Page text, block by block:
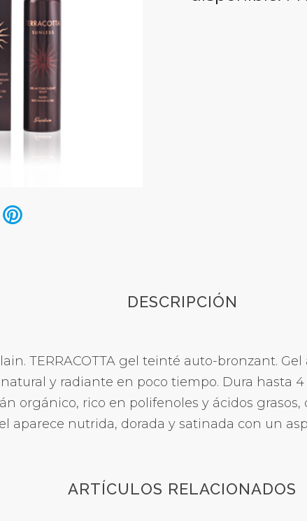
DESCRIPCIÓN
TERRACOTTA gel teinté auto-bronzant.
y radiante en poco tiempo. Dura hasta
orgánico, rico en polifenoles y ácidos
aparece nutrida, dorada y satinada con un
ARTÍCULOS RELACIONADOS